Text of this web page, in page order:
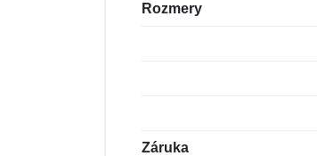
Rozmery
Záruka